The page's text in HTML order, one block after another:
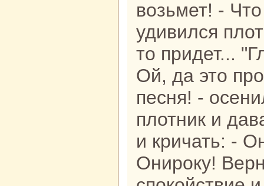
возьмет! -
удивился
то придет...
Ой, да это
песня! -
плотник и
и кричать: -
Онироку!